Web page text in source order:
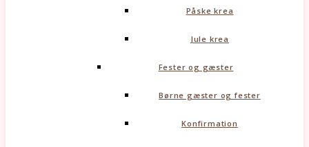
Påske krea
Jule krea
Fester og gæster
Børne gæster og fester
Konfirmation